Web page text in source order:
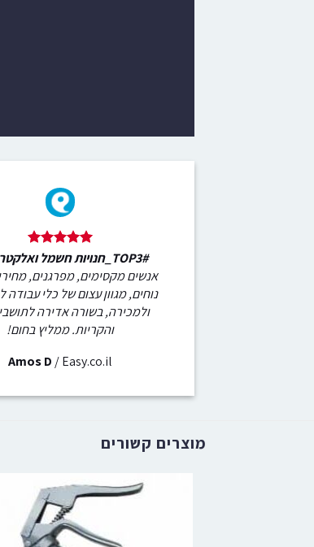
#TOP3_חנויות חשמל ואלקטרוניקה
אנשים מקסימים, מפרגנים,
נוחים, מגוון עצום של כלי
ולמכירה, בשורה אדירה
והקריות. ממליץ בחום!
Amos D /Easy.co.il
מוצרים קשורים